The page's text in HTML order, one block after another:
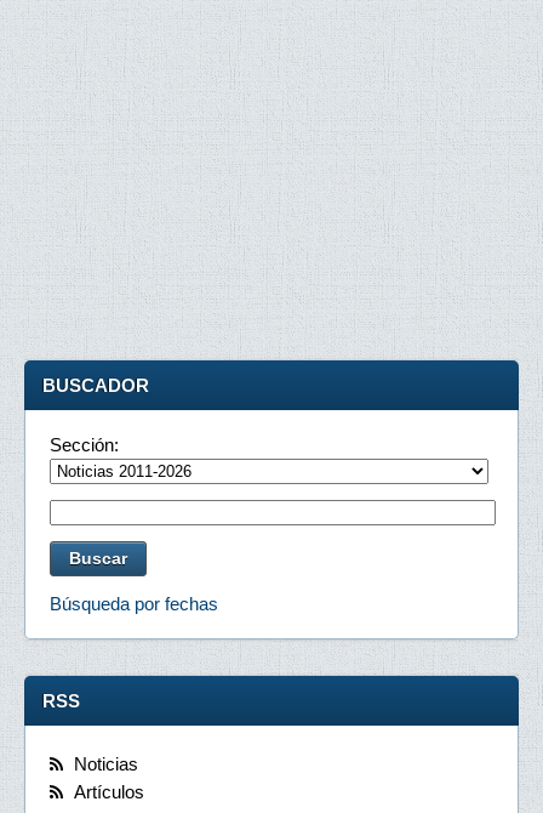
BUSCADOR
Sección:
Búsqueda por fechas
RSS
Noticias
Artículos